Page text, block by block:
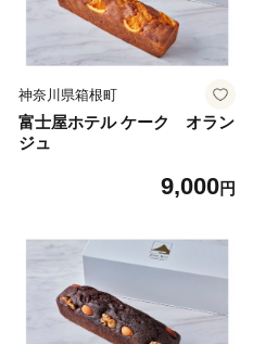
神奈川県箱根町
富士屋ホテル ケーク オラン
ジュ
9,000円